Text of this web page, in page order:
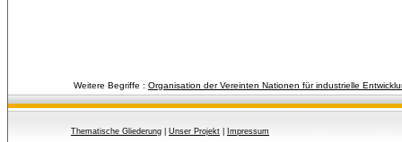
Weitere Begriffe : Organisation der Vereinten Nationen für industrielle
Thematische Gliederung Unser Projekt
Impressum